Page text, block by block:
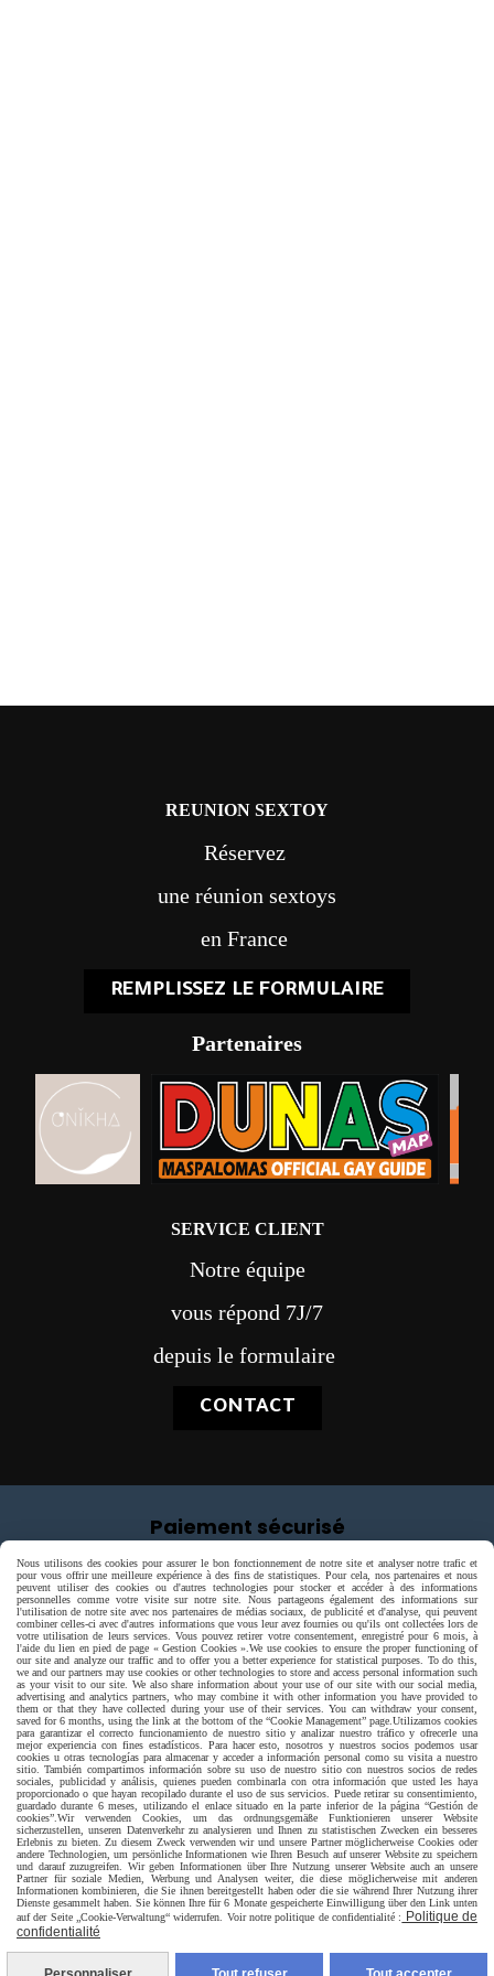
REUNION SEXTOY
Réservez
une réunion sextoys
en France
REMPLISSEZ LE FORMULAIRE
Partenaires
SERVICE CLIENT
Notre équipe
vous répond 7J/7
depuis le formulaire
CONTACT
Paiement sécurisé
Livraison rapide
Nous utilisons des cookies pour assurer le bon fonctionnement de notre site et analyser notre trafic et
pour vous offrir une meilleure expérience à des fins de statistiques. Pour cela, nos partenaires et nous
peuvent utiliser des cookies ou d'autres technologies pour stocker et accéder à des informations
personnelles comme votre visite sur notre site. Nous partageons également des informations sur
l'utilisation de notre site avec nos partenaires de médias sociaux, de publicité et d'analyse, qui peuvent
combiner celles-ci avec d'autres informations que vous leur avez fournies ou qu'ils ont collectées lors de
votre utilisation de leurs services. Vous pouvez retirer votre consentement, enregistré pour 6 mois, à
l'aide du lien en pied de page « Gestion Cookies ». We use cookies to ensure the proper functioning of
our site and analyze our traffic and to offer you a better experience for statistical purposes. To do this,
we and our partners may use cookies or other technologies to store and access personal information such
as your visit to our site. We also share information about your use of our site with our social media,
advertising and analytics partners, who may combine it with other information you have provided to
them or that they have collected during your use of their services. You can withdraw your consent,
saved for 6 months, using the link at the bottom of the “Cookie Management” page. Utilizamos cookies
para garantizar el correcto funcionamiento de nuestro sitio y analizar nuestro tráfico y ofrecerle una
mejor experiencia con fines estadísticos. Para hacer esto, nosotros y nuestros socios podemos usar
cookies u otras tecnologías para almacenar y acceder a información personal como su visita a nuestro
sitio. También compartimos información sobre su uso de nuestro sitio con nuestros socios de redes
sociales, publicidad y análisis, quienes pueden combinarla con otra información que usted les haya
proporcionado o que hayan recopilado durante el uso de sus servicios. Puede retirar su consentimiento,
guardado durante 6 meses, utilizando el enlace situado en la parte inferior de la página “Gestión de
cookies”. Wir verwenden Cookies, um das ordnungsgemäße Funktionieren unserer Website
sicherzustellen, unseren Datenverkehr zu analysieren und Ihnen zu statistischen Zwecken ein besseres
Erlebnis zu bieten. Zu diesem Zweck verwenden wir und unsere Partner möglicherweise Cookies oder
andere Technologien, um persönliche Informationen wie Ihren Besuch auf unserer Website zu speichern
und darauf zuzugreifen. Wir geben Informationen über Ihre Nutzung unserer Website auch an unsere
Partner für soziale Medien, Werbung und Analysen weiter, die diese möglicherweise mit anderen
Informationen kombinieren, die Sie ihnen bereitgestellt haben oder die sie während Ihrer Nutzung ihrer
Dienste gesammelt haben. Sie können Ihre für 6 Monate gespeicherte Einwilligung über den Link unten
auf der Seite „Cookie-Verwaltung“ widerrufen. Voir notre politique de confidentialité :
Politique de
confidentialité